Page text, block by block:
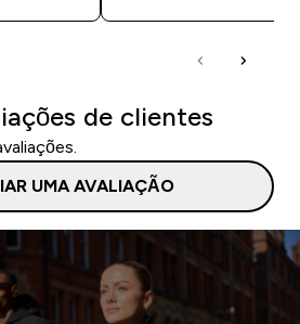
de clientes
UMA AVALIAÇÃO